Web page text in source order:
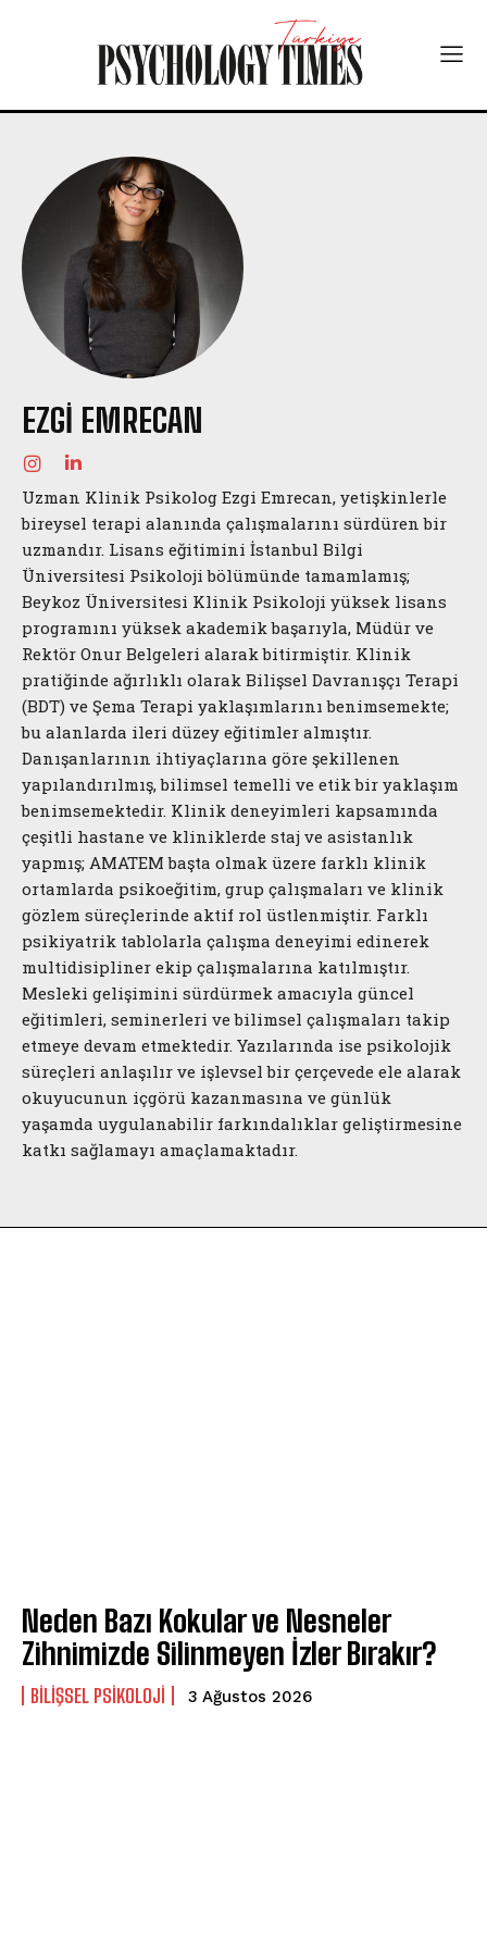
EZGI EMRECAN
Uzman Klinik Psikolog Ezgi Emrecan, yetişkinlerle
bireysel terapi alanında çalışmalarını sürdüren bir
uzmandır. Lisans eğitimini İstanbul Bilgi
Üniversitesi Psikoloji bölümünde tamamlamış;
Beykoz Üniversitesi Klinik Psikoloji yüksek lisans
programını yüksek akademik başarıyla, Müdür ve
Rektör Onur Belgeleri alarak bitirmiştir. Klinik
pratiğinde ağırlıklı olarak Bilişsel Davranışçı Terapi
(BDT) ve Şema Terapi yaklaşımlarını benimsemekte;
bu alanlarda ileri düzey eğitimler almıştır.
Danışanlarının ihtiyaçlarına göre şekillenen
yapılandırılmış, bilimsel temelli ve etik bir yaklaşım
benimsemektedir. Klinik deneyimleri kapsamında
çeşitli hastane ve kliniklerde staj ve asistanlık
yapmış; AMATEM başta olmak üzere farklı klinik
ortamlarda psikoeğitim, grup çalışmaları ve klinik
gözlem süreçlerinde aktif rol üstlenmiştir. Farklı
psikiyatrik tablolarla çalışma deneyimi edinerek
multidisipliner ekip çalışmalarına katılmıştır.
Mesleki gelişimini sürdürmek amacıyla güncel
eğitimleri, seminerleri ve bilimsel çalışmaları takip
etmeye devam etmektedir. Yazılarında ise psikolojik
süreçleri anlaşılır ve işlevsel bir çerçevede ele alarak
okuyucunun içgörü kazanmasına ve günlük
yaşamda uygulanabilir farkındalıklar geliştirmesine
katkı sağlamayı amaçlamaktadır.
Neden Bazı Kokular ve Nesneler
Zihnimizde Silinmeyen İzler Bırakır?
BILIŞSEL PSIKOLOJI 3 Ağustos 2026